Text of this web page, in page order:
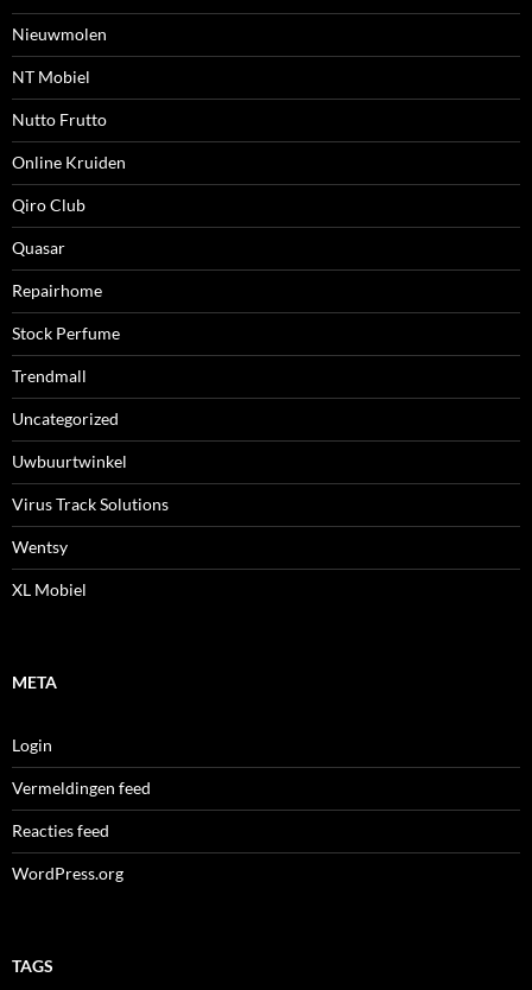
Nieuwmolen
NT Mobiel
Nutto Frutto
Online Kruiden
Qiro Club
Quasar
Repairhome
Stock Perfume
Trendmall
Uncategorized
Uwbuurtwinkel
Virus Track Solutions
Wentsy
XL Mobiel
META
Login
Vermeldingen feed
Reacties feed
WordPress.org
TAGS